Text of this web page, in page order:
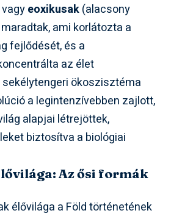
eoxikusak(alacsony
ami korlátozta a
fejlődését, és a
az élet
ökoszisztéma
a legintenzívebben zajlott,
alapjai létrejöttek,
biztosítva a biológiai
Az ősi formák
élővilága a Föld történetének